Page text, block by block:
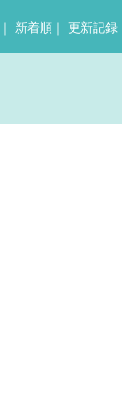
｜ 新着順 ｜ 更新記録